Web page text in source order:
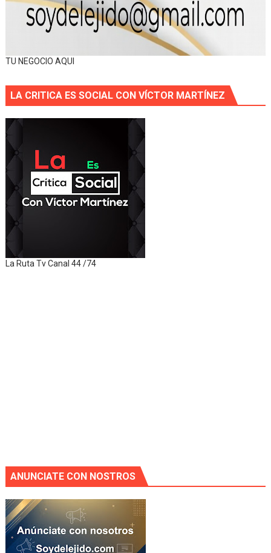
TU NEGOCIO AQUI
LA CRITICA ES SOCIAL CON VÍCTOR MARTÍNEZ
La Ruta Tv Canal 44 /74
ANUNCIATE CON NOSTROS